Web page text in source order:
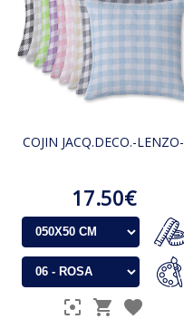
COJIN JACQ.DECO.-LENZO-
17.50€